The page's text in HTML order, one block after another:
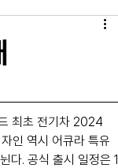
최초 전기차 2024
인 역시 어큐라 특유
다. 공식 출시 일정은 1